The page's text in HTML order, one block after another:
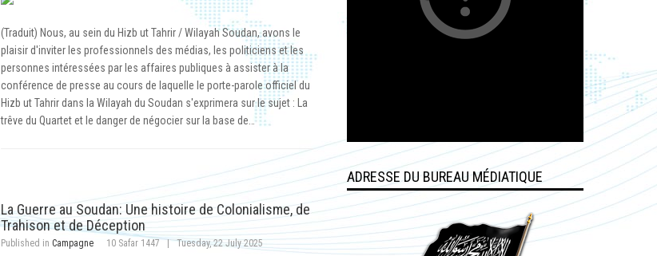
(Traduit) Nous, au sein du Hizb ut Tahrir / Wilayah Soudan, avons le
plaisir d'inviter les professionnels des médias, les politiciens et les
personnes intéressées par les affaires publiques à assister à la
conférence de presse au cours de laquelle le porte-parole officiel du
Hizb ut Tahrir dans la Wilayah du Soudan s'exprimera sur le sujet : La
trêve du Quartet et le danger de négocier sur la base de…
La Guerre au Soudan: Une histoire de Colonialisme, de
Trahison et de Déception
Published in Campagne 10 Safar 1447 |Tuesday, 22 July 2025
ADRESSE DU BUREAU MÉDIATIQUE